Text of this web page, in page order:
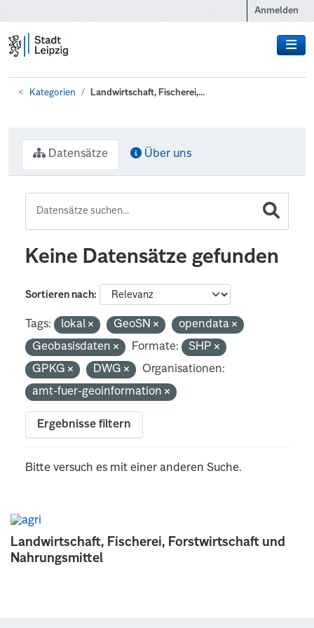
Anmelden
Kategorien Landwirtschaft, Fischerei,...
Landwirtschaft, Fischerei, Forstwirtschaft und
Nahrungsmittel
Datensätze Über uns
Keine Datensätze gefunden
Sortieren nach
Tags: lokal GeoSN
opendata
Geobasisdaten
Formate:
SHP
GPKG
DWG
Organisationen:
amt-fuer-geoinformation
Ergebnisse filtern
Bitte versuch es mit einer anderen Suche.